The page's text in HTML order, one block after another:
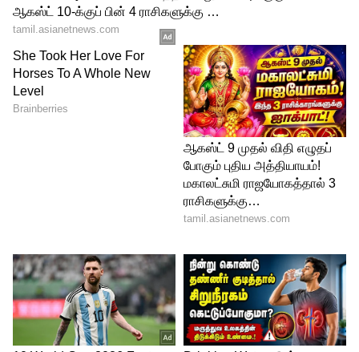
கட்சியின் உறுப்பினராக தனது அரசியல்
வாழ்க்கையை தொடங்கினார். 1986ஆம்
ஆண்டு முதல் 1998 வரை தொடர்ச்சியாக
இரண்டு முறை தெலுங்கு தேசம் கட்சியின்
ராஜ்யசபா உறுப்பினராகவும், அக்கட்சியின்
தலைமை கொறடாவாகவும் பணியாற்றிய
ரேணுகா சவுத்ரி, 1997 முதல் 1998 வரை
தேவேகவுடா அமைச்சரவையில் மத்திய
சுகாதாரம் மற்றும் குடும்ப நலத்துறை
இணை அமைச்சராக பதவி வகித்துள்ளார்.
1998ல் தெலுங்கு தேசம் கட்சியில் இருந்து
விலகி காங்கிரஸ் கட்சியில் சேர்ந்த அவர்,
1999 மற்றும் 2004ஆம் ஆண்டு மக்களவைத்